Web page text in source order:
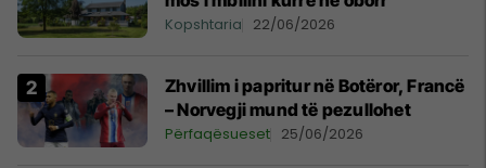
Kopshtaria 22/06/2026
Zhvillim i papritur në Botëror, Francë
– Norvegji mund të pezullohet
Përfaqësueset 25/06/2026